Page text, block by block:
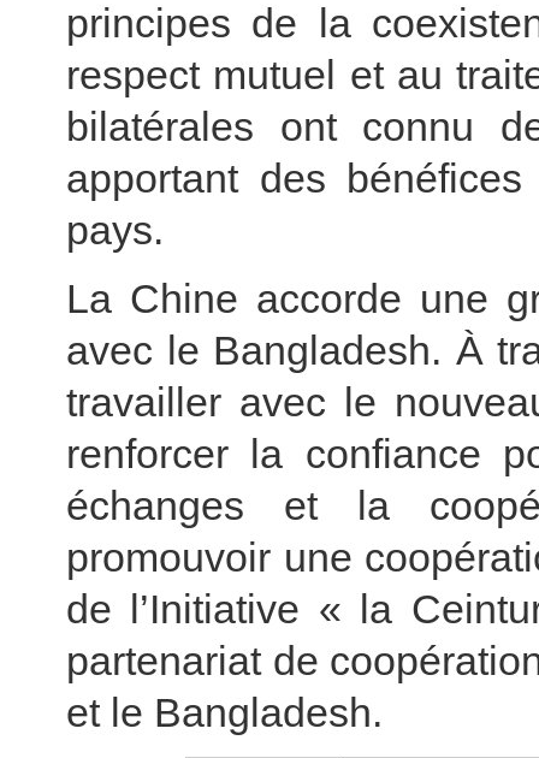
principes de la
respect mutuel et au
bilatérales ont connu
apportant des
pays.
La Chine accorde une
avec le Bangladesh. À
travailler avec le
renforcer la confiance
échanges et la
promouvoir une
de l’Initiative « la
partenariat de
et le Bangladesh.